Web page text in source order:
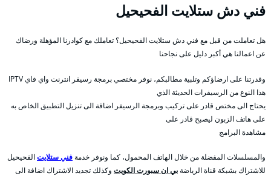
فني دش ستلايت الفحيحيل
هل تعاملت من قبل مع فني دش ستلايت الفحيحيل؟ تعاملك مع كوادرنا المؤهلة ورضاك
عن اعمالنا هي أكبر دليل على نجاحنا
وقدرتنا على ارضاؤكم وتلبية مطالبكم، نوفر مختصي برمجة رسيفر انترنت واي فاي IPTV
هذا النوع من الرسيفرات الحديثة الذي
يحتاج الى مختص قادر على تركيب وبرمجة الرسيفر اضافة الى تنزيل التطبيق الخاص به
على هاتف الزبون ليصبح قادر على
مشاهدة البرامج
والمسلسلات المفضلة من خلال الهاتف المحمول، كما ونوفر خدمةفني ستلايتالفحيحيل
للاشتراك بشبكة قناة الرياضةبي ان سبورت الكويت وكذلك تجديد الاشتراك اضافة الى